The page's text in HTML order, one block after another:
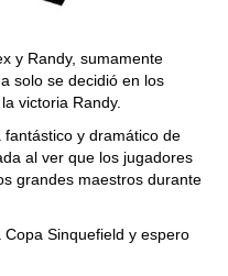
y Randy, sumamente
solo se decidió en los
victoria Randy.
y dramático de
al ver que los jugadores
grandes maestros durante
Sinquefield y espero